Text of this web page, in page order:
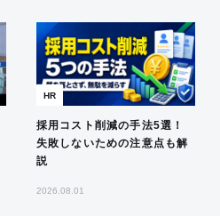
HR
採用コスト削減の手法5選！
失敗しないための注意点も解
説
2026.08.01